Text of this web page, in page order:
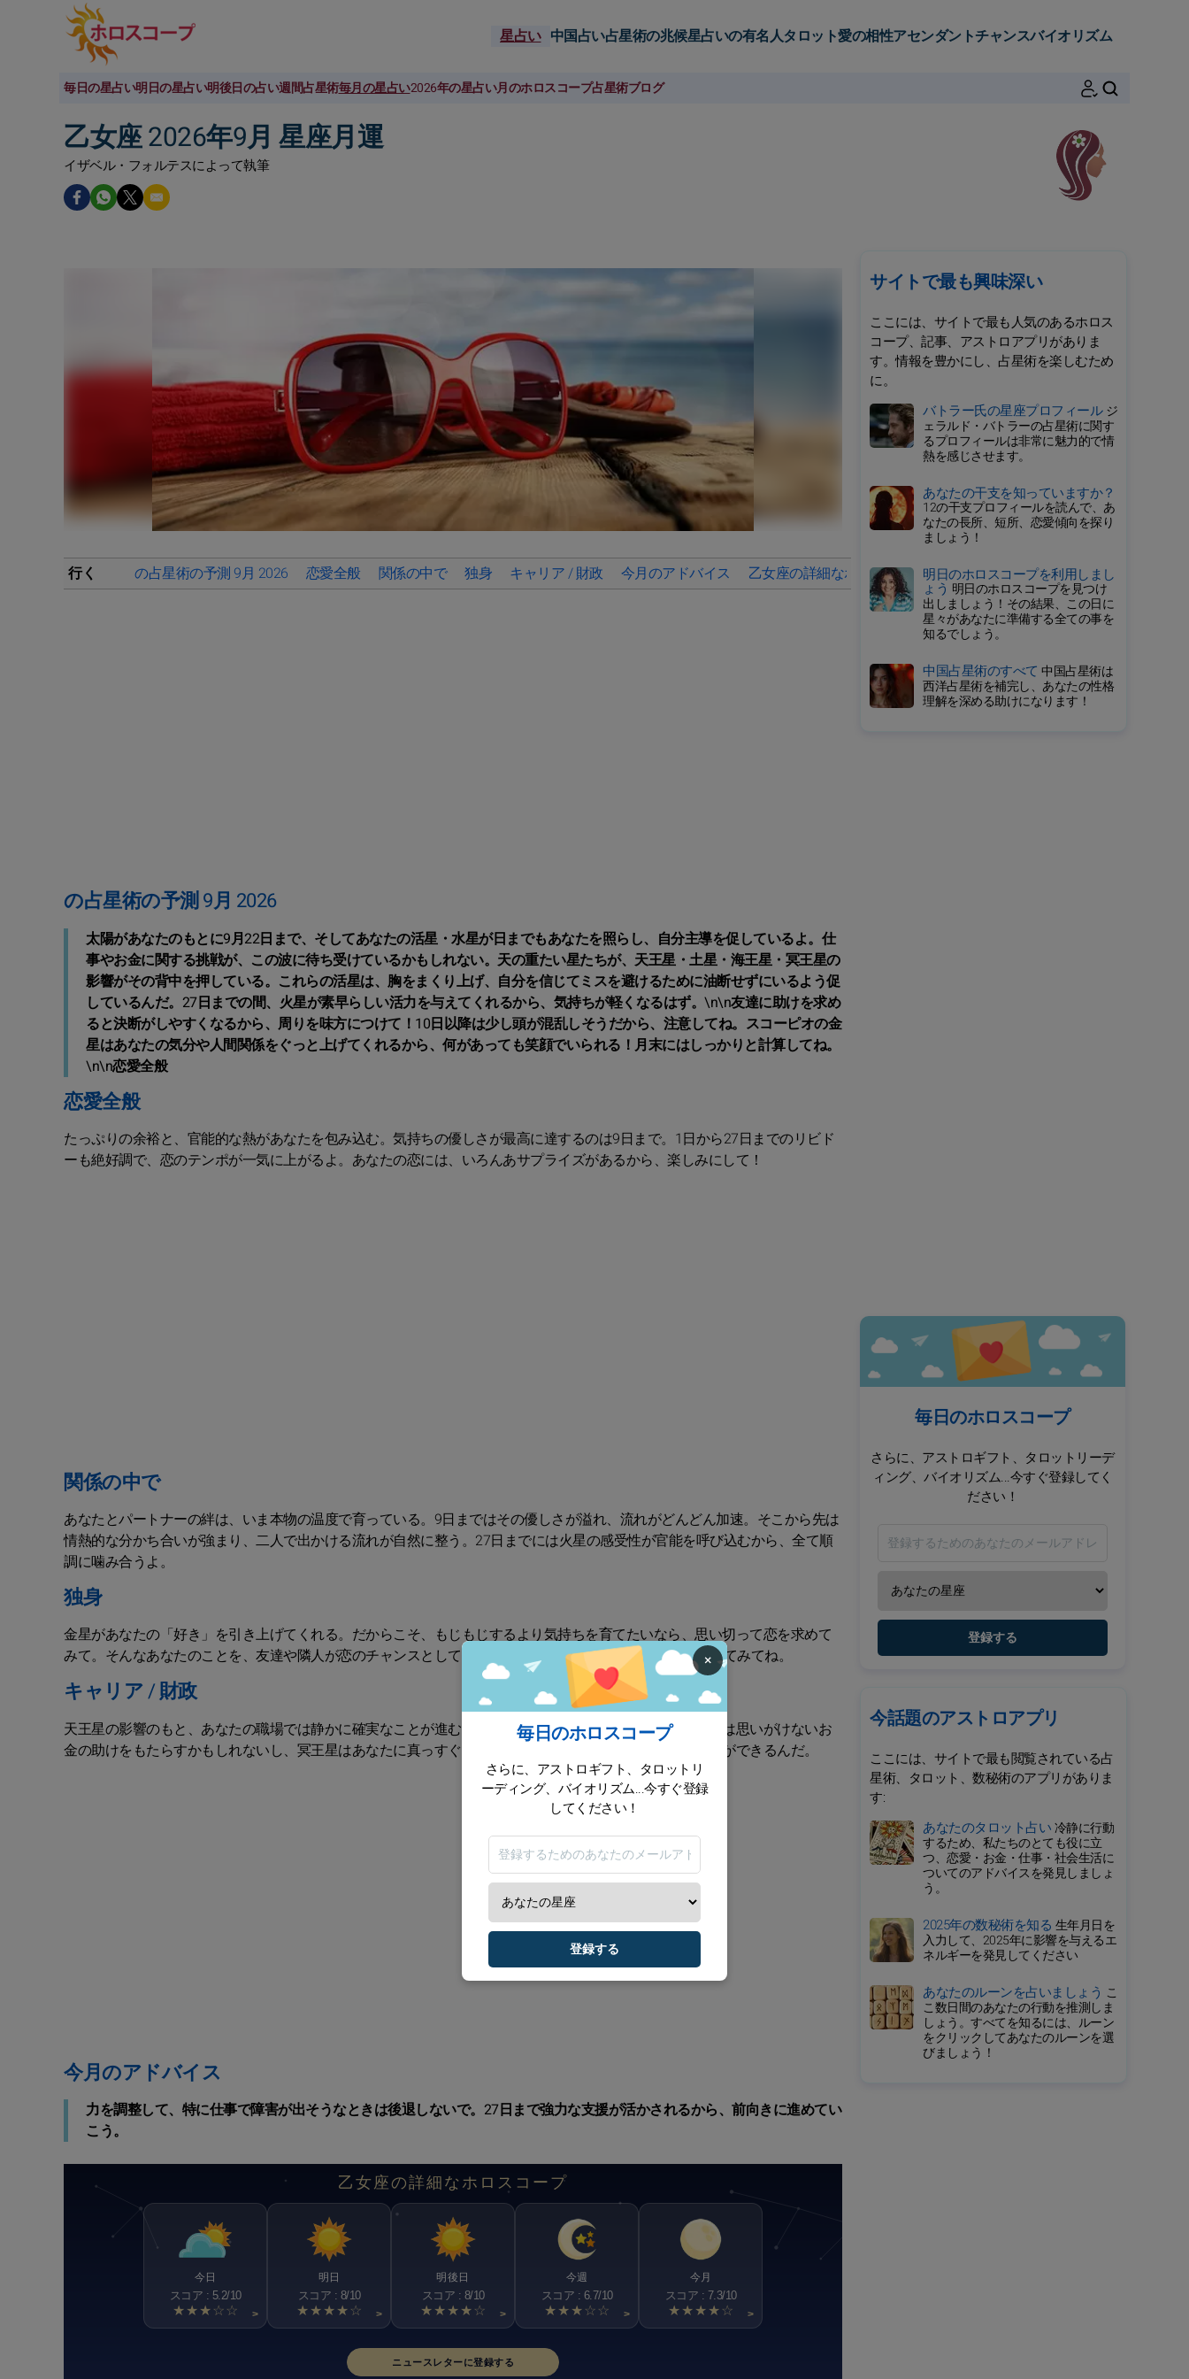
星占い 中国占い占星術の兆候星占いの有名人タロット愛の相性アセンダントチャンスバイオリズム
毎日の星占い明日の星占い明後日の占い週間占星術毎月の星占い2026年の星占い月のホロスコープ占星術ブログ
乙女座 2026年9月 星座月運
イザベル・フォルテスによって執筆
行く の占星術の予測 9月 2026 恋愛全般 関係の中で 独身 キャリア / 財政 今月のアドバイス 乙女座の詳細なホロスコープ 2026年の毎月の星占い
の占星術の予測 9月 2026
太陽があなたのもとに9月22日まで、そしてあなたの活星・水星が日までもあなたを照らし、自分主導を促しているよ。仕
事やお金に関する挑戦が、この波に待ち受けているかもしれない。天の重たい星たちが、天王星・土星・海王星・冥王星の
影響がその背中を押している。これらの活星は、胸をまくり上げ、自分を信じてミスを避けるために油断せずにいるよう促
しているんだ。27日までの間、火星が素早らしい活力を与えてくれるから、気持ちが軽くなるはず。\n\n友達に助けを求め
ると決断がしやすくなるから、周りを味方につけて！10日以降は少し頭が混乱しそうだから、注意してね。スコーピオの金
星はあなたの気分や人間関係をぐっと上げてくれるから、何があっても笑顔でいられる！月末にはしっかりと計算してね。
\n\n恋愛全般
恋愛全般
たっぷりの余裕と、官能的な熱があなたを包み込む。気持ちの優しさが最高に達するのは9日まで。1日から27日までのリビド
ーも絶好調で、恋のテンポが一気に上がるよ。あなたの恋には、いろんあサプライズがあるから、楽しみにして！
関係の中で
あなたとパートナーの絆は、いま本物の温度で育っている。9日まではその優しさが溢れ、流れがどんどん加速。そこから先は
情熱的な分かち合いが強まり、二人で出かける流れが自然に整う。27日までには火星の感受性が官能を呼び込むから、全て順
調に噛み合うよ。
独身
金星があなたの「好き」を引き上げてくれる。だからこそ、もじもじするより気持ちを育てたいなら、思い切って恋を求めて
みて。そんなあなたのことを、友達や隣人が恋のチャンスとして後押ししてくれるかも。10日以内に意識してみてね。
キャリア / 財政
天王星の影響のもと、あなたの職場では静かに確実なことが進む。サプライズに備えておくといいよ！宇宙は思いがけないお
金の助けをもたらすかもしれないし、冥王星はあなたに真っすぐ動く勇気を与えてくれる。あなたにはそれができるんだ。
今月のアドバイス
力を調整して、特に仕事で障害が出そうなときは後退しないで。27日まで強力な支援が活かされるから、前向きに進めてい
こう。
乙女座の詳細なホロスコープ
今日
スコア : 5.2/10
★★★☆☆ >
明日
スコア : 8/10
★★★★☆ >
明後日
スコア : 8/10
★★★★☆ >
今週
スコア : 6.7/10
★★★☆☆ >
今月
スコア : 7.3/10
★★★★☆ >
ニュースレターに登録する
サイトで最も興味深い
ここには、サイトで最も人気のあるホロス
コープ、記事、アストロアプリがありま
す。情報を豊かにし、占星術を楽しむため
に。
バトラー氏の星座プロフィールジ
ェラルド・バトラーの占星術に関す
るプロフィールは非常に魅力的で情
熱を感じさせます。
あなたの干支を知っていますか？
12の干支プロフィールを読んで、あ
なたの長所、短所、恋愛傾向を探り
ましょう！
明日のホロスコープを利用しまし
ょう 明日のホロスコープを見つけ
出しましょう！その結果、この日に
星々があなたに準備する全ての事を
知るでしょう。
中国占星術のすべて 中国占星術は
西洋占星術を補完し、あなたの性格
理解を深める助けになります！
毎日のホロスコープ
さらに、アストロギフト、タロットリーデ
ィング、バイオリズム...今すぐ登録してく
ださい！
登録する
今話題のアストロアプリ
ここには、サイトで最も閲覧されている占
星術、タロット、数秘術のアプリがありま
す:
あなたのタロット占い冷静に行動
するため、私たちのとても役に立
つ、恋愛・お金・仕事・社会生活に
ついてのアドバイスを発見しましょ
う。
2025年の数秘術を知る 生年月日を
入力して、2025年に影響を与えるエ
ネルギーを発見してください
あなたのルーンを占いましょう こ
こ数日間のあなたの行動を推測しま
しょう。すべてを知るには、ルーン
をクリックしてあなたのルーンを選
びましょう！
×
毎日のホロスコープ
さらに、アストロギフト、タロットリ
ーディング、バイオリズム...今すぐ登録
してください！
登録する